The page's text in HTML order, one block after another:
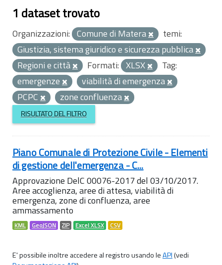
1 dataset trovato
Organizzazioni: Comune di Matera
temi:
Giustizia, sistema giuridico e sicurezza pubblica
Regioni e città
Formati: XLSX
Tag:
emergenze
viabilità di emergenza
PCPC
zone confluenza
RISULTATO DEL FILTRO
Piano Comunale di Protezione Civile - Elementi
di gestione dell'emergenza - C...
Approvazione DelC 00076-2017 del 03/10/2017.
Aree accoglienza, aree di attesa, viabilità di
emergenza, zone di confluenza, aree
ammassamento
KML GeoJSON ZIP Excel XLSX CSV
E' possibile inoltre accedere al registro usando leAPI(vedi